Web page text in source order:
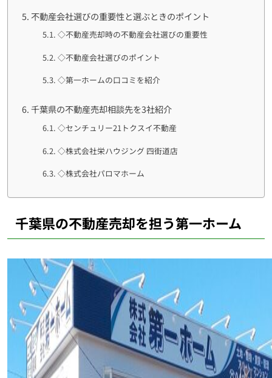
不動産会社選びの重要性と選ぶときのポイント
◇不動産売却時の不動産会社選びの重要性
◇不動産会社選びのポイント
◇第一ホームの口コミを紹介
千葉県の不動産売却相談先を3社紹介
◇センチュリー21トクスイ不動産
◇株式会社栄ハウジング 四街道店
◇株式会社パロマホーム
千葉県の不動産売却を担う第一ホーム